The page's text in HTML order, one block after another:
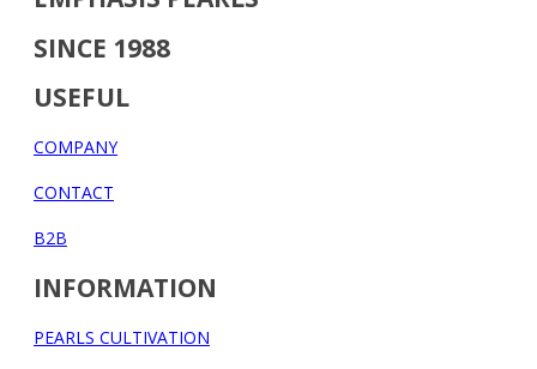
SINCE 1988
USEFUL
COMPANY
CONTACT
B2B
INFORMATION
PEARLS CULTIVATION